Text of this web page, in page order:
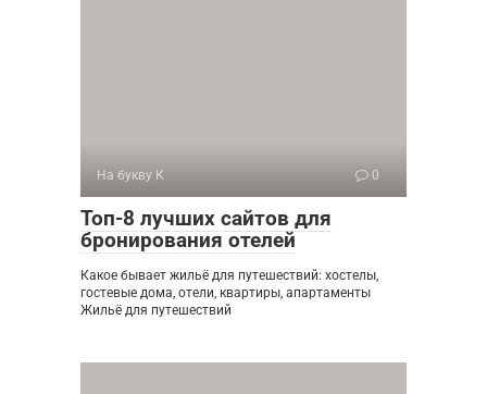
На букву К 0
Топ-8 лучших сайтов для
бронирования отелей
Какое бывает жильё для путешествий: хостелы,
гостевые дома, отели, квартиры, апартаменты
Жильё для путешествий